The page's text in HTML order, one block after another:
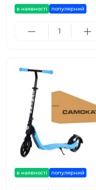
в наявності популярний
в наявності популярний